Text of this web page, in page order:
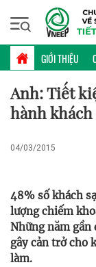
GIỚI THIỆU
Thứ hai, 10/08/2026 |
Anh: Tiết
hành khách
04/03/2015
48% số khách
lượng chiếm
Những năm gần
gây cản trở cho
làm.